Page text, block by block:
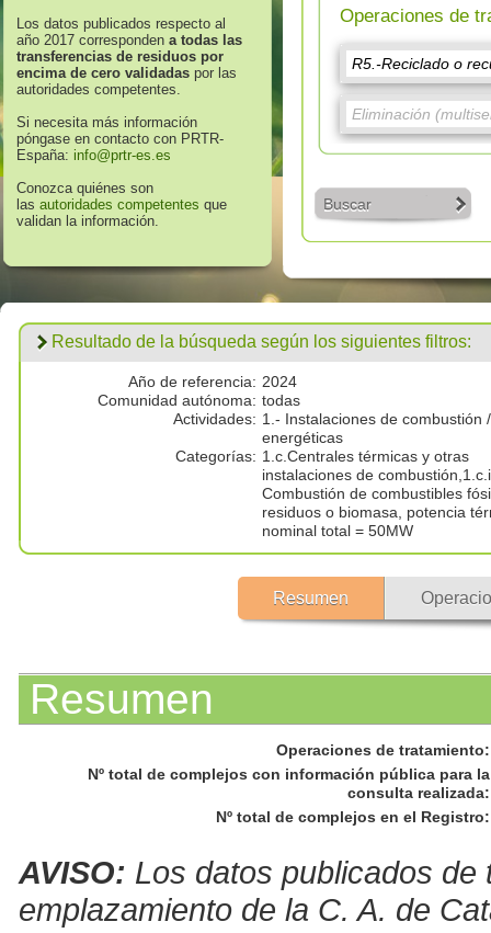
Los datos publicados respecto al
año 2017 corresponden a todas las
transferencias de residuos por
encima de cero validadas por las
autoridades competentes.
Si necesita más información
póngase en contacto con PRTR-
España: info@prtr-es.es
Conozca quiénes son
las autoridades competentes que
validan la información.
Operaciones de
Buscar
Resultado de la búsqueda según los siguientes filtros:
Año de referencia: 2024
Comunidad autónoma: todas
Actividades: 1.- Instalaciones de combustión /
energéticas
Categorías: 1.c.Centrales térmicas y otras
instalaciones de
Combustión de combustibles
residuos o biomasa, potencia
nominal total = 50MW
Resumen
Resumen
Operaciones de tratamiento:
Nº total de complejos con información pública para la
consulta realizada:
Nº total de complejos en el Registro:
AVISO: Los datos publicados
emplazamiento de la C. A. de